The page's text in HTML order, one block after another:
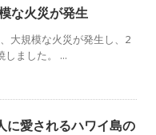
な火災が発生
大規模な火災が発生し、2
しました。 ...
に愛されるハワイ島の